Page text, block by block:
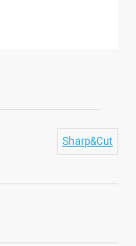
Sharp&Cut